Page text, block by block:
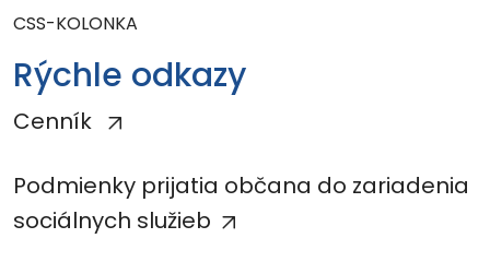
CSS-KOLONKA
Rýchle odkazy
Cenník
Podmienky prijatia občana do zariadenia
sociálnych služieb